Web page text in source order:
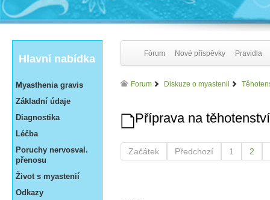
Hlavní nabídka
Myasthenia gravis
Základní údaje
Diagnostika
Léčba
Poruchy nervosval.
přenosu
Život s myastenií
Odkazy
Fórum Nové příspěvky Pravidla
Forum Diskuze o myastenii
Příprava na těhotenství
Začátek Předchozí 1 2